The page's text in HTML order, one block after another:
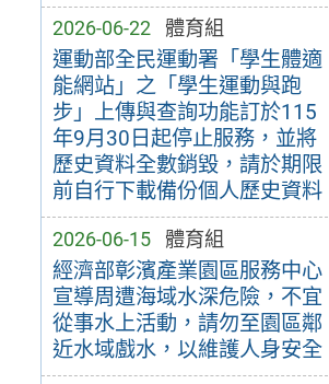
2026-06-22 體育組
運動部全民運動署「學生體適
能網站」之「學生運動與跑
步」上傳與查詢功能訂於115
年9月30日起停止服務，並將
歷史資料全數銷毀，請於期限
前自行下載備份個人歷史資料
2026-06-15 體育組
經濟部彰濱產業園區服務中心
宣導周遭海域水深危險，不宜
從事水上活動，請勿至園區鄰
近水域戲水，以維護人身安全